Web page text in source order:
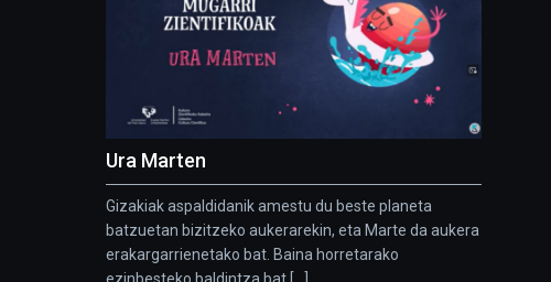
Ura Marten
Gizakiak aspaldidanik amestu du beste planeta
batzuetan bizitzeko aukerarekin, eta Marte da aukera
erakargarrienetako bat. Baina horretarako